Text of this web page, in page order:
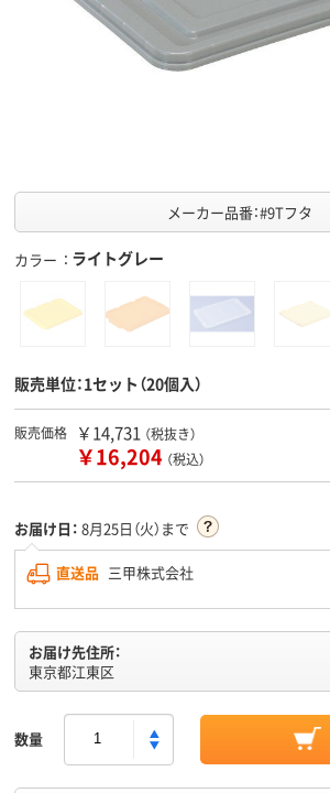
メーカー品番：#9Tフタ
カラー ライトグレー
販売単位：1セット（20個入）
販売価格 ￥14,731 （税抜き）
￥16,204 （税込）
お届け日： 8月25日（火）まで
直送品 三甲株式会社
お届け先住所：
東京都江東区
数量